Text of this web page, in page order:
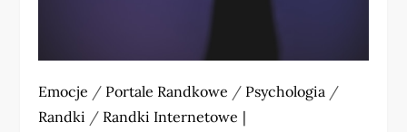
Emocje / Portale Randkowe / Psychologia /
Randki / Randki Internetowe